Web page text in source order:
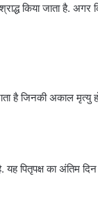
किया जाता है.
है जिनकी अकाल मृत्यु
पितृपक्ष का अंतिम